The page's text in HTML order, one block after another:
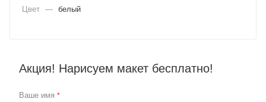
Цвет — белый
Акция! Нарисуем макет бесплатно!
Ваше имя *